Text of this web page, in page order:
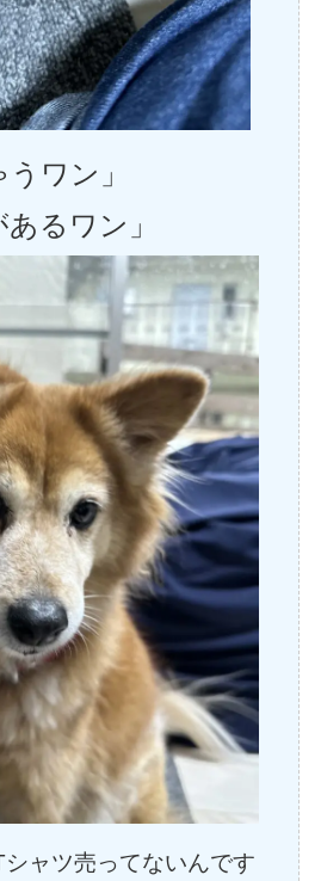
ワン」
るワン」
ャツ売ってないんです